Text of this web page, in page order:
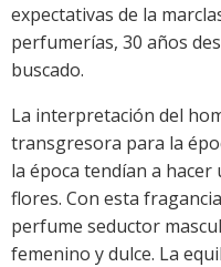
expectativas de la
perfumerías, 30 años
buscado.
La interpretación del
transgresora para la
la época tendían a hacer
flores. Con esta
perfume seductor
femenino y dulce. La